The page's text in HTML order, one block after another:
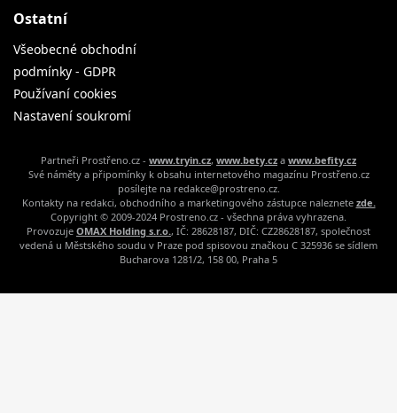
Ostatní
Všeobecné obchodní
podmínky - GDPR
Používaní cookies
Nastavení soukromí
Partneři Prostřeno.cz - www.tryin.cz, www.bety.cz a www.befity.cz
Své náměty a připomínky k obsahu internetového magazínu Prostřeno.cz
posílejte na redakce@prostreno.cz.
Kontakty na redakci, obchodního a marketingového zástupce naleznete zde.
Copyright © 2009-2024 Prostreno.cz - všechna práva vyhrazena.
Provozuje OMAX Holding s.r.o., IČ: 28628187, DIČ: CZ28628187, společnost
vedená u Městského soudu v Praze pod spisovou značkou C 325936 se sídlem
Bucharova 1281/2, 158 00, Praha 5